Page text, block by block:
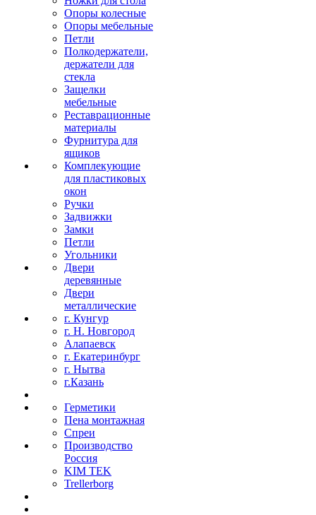
Опоры колесные
Опоры мебельные
Петли
Полкодержатели,
держатели для
стекла
Защелки
мебельные
Реставрационные
материалы
Фурнитура для
ящиков
Комплекующие
для пластиковых
окон
Ручки
Задвижки
Замки
Петли
Угольники
Двери
деревянные
Двери
металлические
г. Кунгур
г. Н. Новгород
Алапаевск
г. Екатеринбург
г. Нытва
г.Казань
Герметики
Пена монтажная
Спреи
Производство
Россия
KIM TEK
Trellerborg